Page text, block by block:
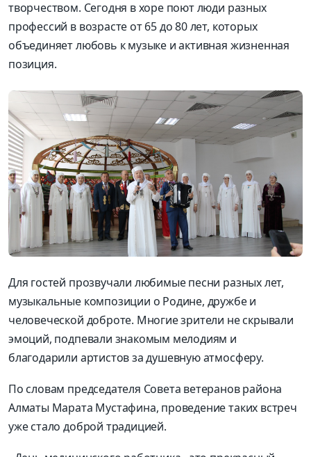
творчеством. Сегодня в хоре поют люди разных
профессий в возрасте от 65 до 80 лет, которых
объединяет любовь к музыке и активная жизненная
позиция.
Для гостей прозвучали любимые песни разных лет,
музыкальные композиции о Родине, дружбе и
человеческой доброте. Многие зрители не скрывали
эмоций, подпевали знакомым мелодиям и
благодарили артистов за душевную атмосферу.
По словам председателя Совета ветеранов района
Алматы Марата Мустафина, проведение таких встреч
уже стало доброй традицией.